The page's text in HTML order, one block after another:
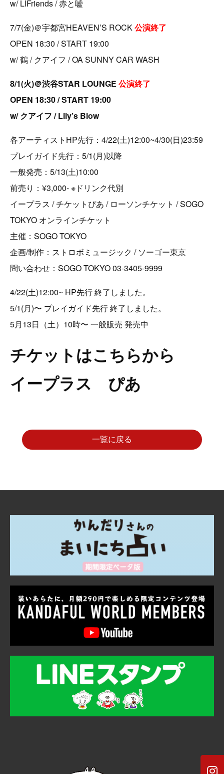
w/ LIFriends / 赤と嘘
7/7(金)＠宇都宮HEAVEN’S ROCK公演終了
OPEN 18:30 / START 19:00
w/ 鶴 / クアイフ / OA SUNNY CAR WASH
8/1(火)＠渋谷STAR LOUNGE 公演終了
OPEN 18:30 / START 19:00
w/ クアイフ / Lily’s Blow
各アーティストHP先行：4/22(土)12:00~4/30(日)23:59
プレイガイド先行：5/1(月)以降
一般発売：5/13(土)10:00
前売り：¥3,000- ※ドリンク代別
イープラス / チケットぴあ / ローソンチケット / SOGO
TOKYO オンラインチケット
主催：SOGO TOKYO
企画/制作：ストロボミュージック / ソーゴー東京
問い合わせ：SOGO TOKYO 03-3405-9999
4/22(土)12:00~ HP先行 終了しました。
5/1(月)〜 プレイガイド先行 終了しました。
5月13日（土）10時〜 一般販売 発売中
チケットはこちらから
イープラス
ぴあ
一覧に戻る